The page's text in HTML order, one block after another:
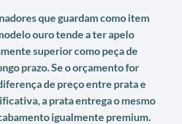
que guardam como item
ouro tende a ter apelo
superior como peça de
prazo. Se o orçamento for
de preço entre prata e
a prata entrega o mesmo
igualmente premium.